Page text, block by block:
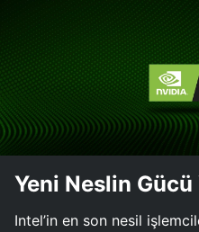
Yeni Neslin Gücü
Intel’in en son nesil